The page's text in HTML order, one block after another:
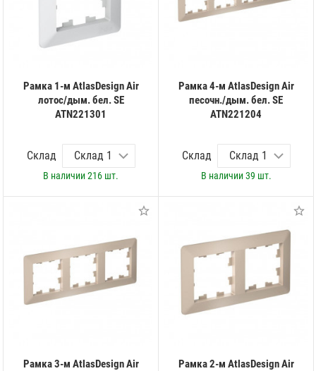
Рамка 1-м AtlasDesign Air
лотос/дым. бел. SE
ATN221301
Склад
В наличии216 шт.
Рамка 4-м AtlasDesign Air
песочн./дым. бел. SE
ATN221204
Склад
В наличии39 шт.
Рамка 3-м AtlasDesign Air
Рамка 2-м AtlasDesign Air